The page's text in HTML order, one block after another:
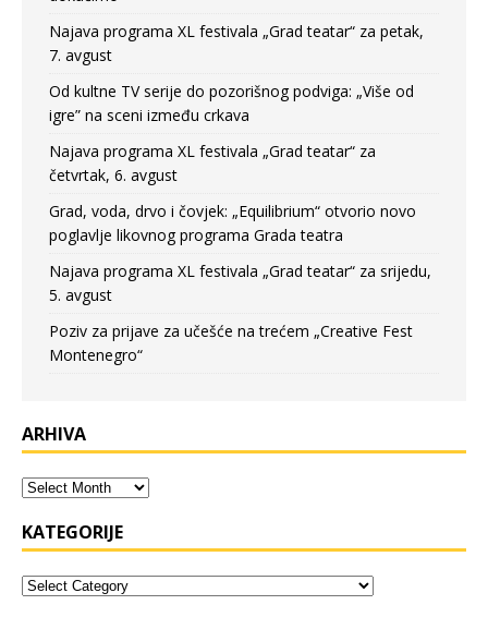
Najava programa XL festivala „Grad teatar“ za petak,
7. avgust
Od kultne TV serije do pozorišnog podviga: „Više od
igre” na sceni između crkava
Najava programa XL festivala „Grad teatar“ za
četvrtak, 6. avgust
Grad, voda, drvo i čovjek: „Equilibrium“ otvorio novo
poglavlje likovnog programa Grada teatra
Najava programa XL festivala „Grad teatar“ za srijedu,
5. avgust
Poziv za prijave za učešće na trećem „Creative Fest
Montenegro“
ARHIVA
KATEGORIJE